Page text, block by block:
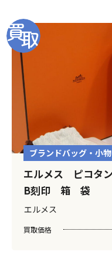
ブランドバッグ・小物
エルメス ピコタ
B刻印 箱 袋
エルメス
買取価格